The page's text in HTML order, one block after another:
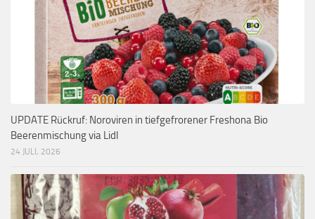
UPDATE Rückruf: Noroviren in tiefgefrorener Freshona Bio
Beerenmischung via Lidl
24 JULI, 2026